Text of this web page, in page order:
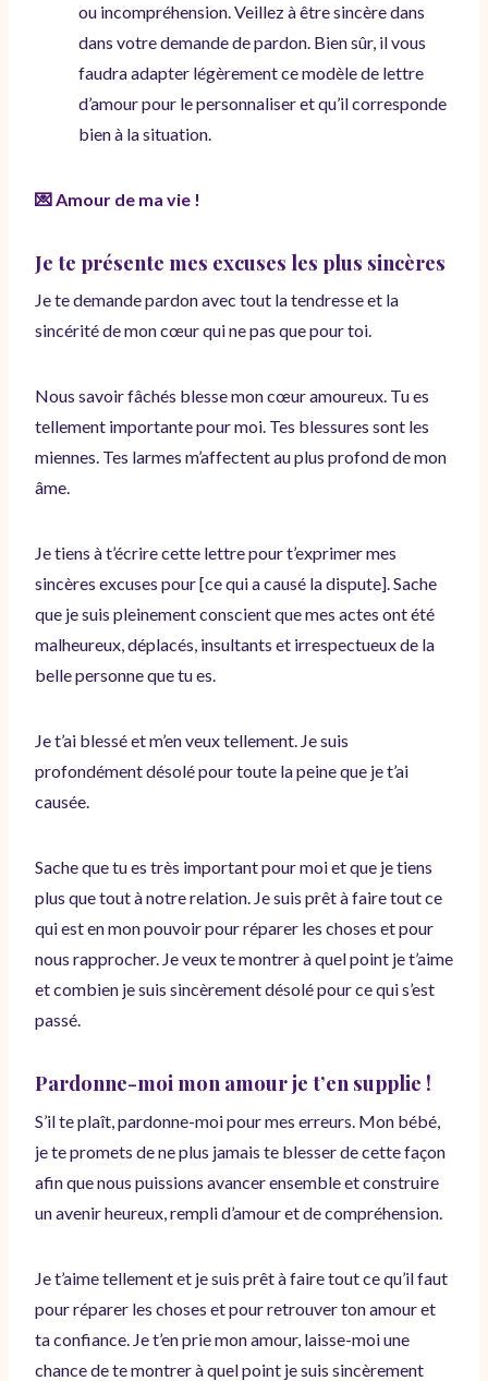
ou incompréhension. Veillez à être sincère dans
dans votre demande de pardon. Bien sûr, il vous
faudra adapter légèrement ce modèle de lettre
d’amour pour le personnaliser et qu’il corresponde
bien à la situation.
💌 Amour de ma vie !
Je te présente mes excuses les plus sincères
Je te demande pardon avec tout la tendresse et la
sincérité de mon cœur qui ne pas que pour toi.
Nous savoir fâchés blesse mon cœur amoureux. Tu es
tellement importante pour moi. Tes blessures sont les
miennes. Tes larmes m’affectent au plus profond de mon
âme.
Je tiens à t’écrire cette lettre pour t’exprimer mes
sincères excuses pour [ce qui a causé la dispute]. Sache
que je suis pleinement conscient que mes actes ont été
malheureux, déplacés, insultants et irrespectueux de la
belle personne que tu es.
Je t’ai blessé et m’en veux tellement. Je suis
profondément désolé pour toute la peine que je t’ai
causée.
Sache que tu es très important pour moi et que je tiens
plus que tout à notre relation. Je suis prêt à faire tout ce
qui est en mon pouvoir pour réparer les choses et pour
nous rapprocher. Je veux te montrer à quel point je t’aime
et combien je suis sincèrement désolé pour ce qui s’est
passé.
Pardonne-moi mon amour je t’en supplie !
S’il te plaît, pardonne-moi pour mes erreurs. Mon bébé,
je te promets de ne plus jamais te blesser de cette façon
afin que nous puissions avancer ensemble et construire
un avenir heureux, rempli d’amour et de compréhension.
Je t’aime tellement et je suis prêt à faire tout ce qu’il faut
pour réparer les choses et pour retrouver ton amour et
ta confiance. Je t’en prie mon amour, laisse-moi une
chance de te montrer à quel point je suis sincèrement